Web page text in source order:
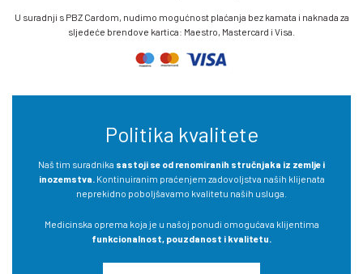
U suradnji s PBZ Cardom, nudimo mogućnost plaćanja bez kamata i naknada za
sljedeće brendove kartica: Maestro, Mastercard i Visa.
Politika kvalitete
Naš tim suradnika sastoji se od renomiranih stručnjaka iz zemlje i
inozemstva.Kontinuiranim praćenjem zadovoljstva naših klijenata
neprekidno poboljšavamo kvalitetu naših usluga.
Medicinska oprema koja je u našoj ponudi omogućava klijentima
funkcionalnost, pouzdanost i kvalitetu.